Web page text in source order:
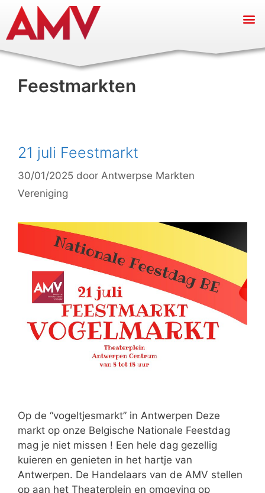
Feestmarkten
21 juli Feestmarkt
30/01/2025 door Antwerpse Markten
Vereniging
Op de “vogeltjesmarkt” in Antwerpen Deze
markt op onze Belgische Nationale Feestdag
mag je niet missen ! Een hele dag gezellig
kuieren en genieten in het hartje van
Antwerpen. De Handelaars van de AMV stellen
op aan het Theaterplein en omgeving op